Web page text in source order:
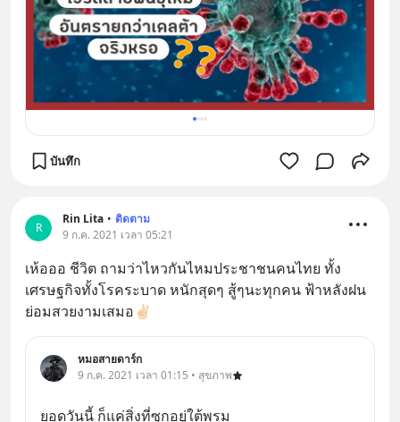
บันทึก
R
Rin Lita • ติดตาม
9 ก.ค. 2021 เวลา 05:21
เห้อออ ชีวิต ถามว่าไหวกันไหมประชาชนคนไทย ทั้ง
เศรษฐกิจทั้งโรคระบาด หนักสุดๆ สู้ๆนะทุกคน ฟ้าหลังฝน
ย่อมสวยงามเสมอ✌🏻
หมอสายดาร์ก
9 ก.ค. 2021 เวลา 01:15 • สุขภาพ
ยอดวันนี้ ก็แค่สิ่งที่ซุกอยู่ใต้พรม